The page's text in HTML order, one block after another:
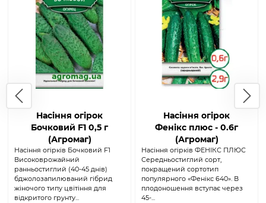
Насіння огірок
Бочковий F1 0,5 г
(Агромаг)
Насіння огірків Бочковий F1
Високоврожайний
ранньостиглий (40-45 днів)
бджолозапилюваний гібрид
жіночого типу цвітіння для
відкритого грунту...
Насіння огірок
Фенікс плюс - 0.6г
(Агромаг)
Насіння огірків ФЕНІКС ПЛЮС
Середньостиглий сорт,
покращений сортотип
популярного «Фенікс 640». В
плодоношення вступає через
45-...